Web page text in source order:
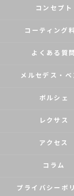
コンセプト
コーティング
よくある質問
メルセデス・ベ
ポルシェ
レクサス
アクセス
コラム
プライバシーポ